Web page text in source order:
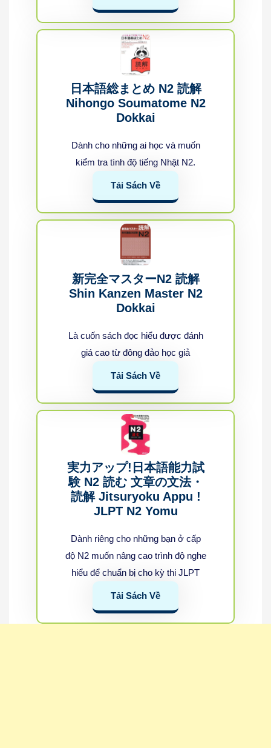
日本語総まとめ N2 読解
Nihongo Soumatome N2
Dokkai
Dành cho những ai học và muốn
kiểm tra tình độ tiếng Nhật N2.
Tải Sách Về
新完全マスターN2 読解
Shin Kanzen Master N2
Dokkai
Là cuốn sách đọc hiểu được đánh
giá cao từ đông đảo học giả
Tải Sách Về
実力アップ!日本語能力試
験 N2 読む 文章の文法・
読解 Jitsuryoku Appu !
JLPT N2 Yomu
Dành riêng cho những bạn ở cấp
độ N2 muốn nâng cao trình độ nghe
hiểu để chuẩn bị cho kỳ thi JLPT
Tải Sách Về